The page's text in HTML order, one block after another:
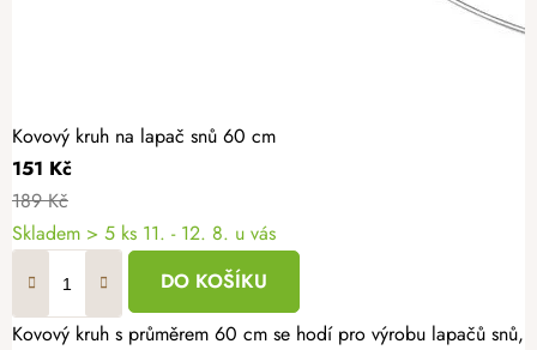
Kovový kruh na lapač snů 60 cm
151 Kč
189 Kč
Skladem > 5 ks 11. - 12. 8. u vás
DO KOŠÍKU
Kovový kruh s průměrem 60 cm se hodí pro výrobu lapačů